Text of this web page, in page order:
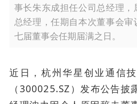
事长朱东成担任公司总经理，
总经理，任期自本次董事会审
七届董事会任期届满之日。
近日，杭州华星创业通信
（300025.SZ）发布公告披